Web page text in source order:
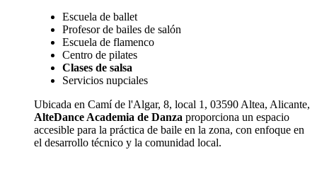
Escuela de ballet
Profesor de bailes de salón
Escuela de flamenco
Centro de pilates
Clases de salsa
Servicios nupciales
Ubicada en Camí de l'Algar, 8, local 1, 03590 Altea, Alicante,
AlteDance Academia de Danza proporciona un espacio
accesible para la práctica de baile en la zona, con enfoque en
el desarrollo técnico y la comunidad local.